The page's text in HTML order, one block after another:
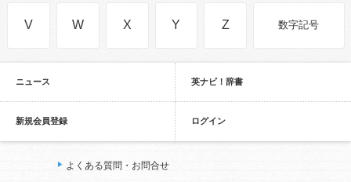
V W X Y Z 数字記号
ニュース 英ナビ！辞書
新規会員登録 ログイン
よくある質問・お問合せ